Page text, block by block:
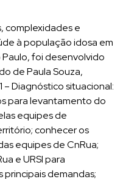
complexidades e
à população idosa em
foi desenvolvido
de Paula Souza,
– Diagnóstico situacional:
para levantamento do
equipes de
conhecer os
equipes de CnRua;
e URSI para
demandas;